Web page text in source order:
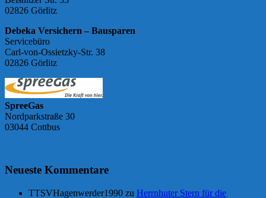
02826 Görlitz
Debeka Versichern – Bausparen
Servicebüro
Carl-von-Ossietzky-Str. 38
02826 Görlitz
SpreeGas
Nordparkstraße 30
03044 Cottbus
Neueste Kommentare
TTSVHagenwerder1990 zu Herrnhuter Stern für die